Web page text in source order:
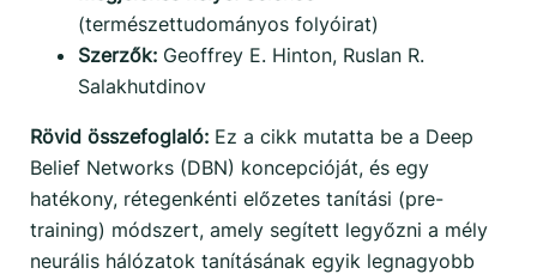
(természettudományos folyóirat)
Szerzők: Geoffrey E. Hinton, Ruslan R.
Salakhutdinov
Rövid összefoglaló: Ez a cikk mutatta be a Deep
Belief Networks (DBN) koncepcióját, és egy
hatékony, rétegenkénti előzetes tanítási (pre-
training) módszert, amely segített legyőzni a mély
neurális hálózatok tanításának egyik legnagyobb